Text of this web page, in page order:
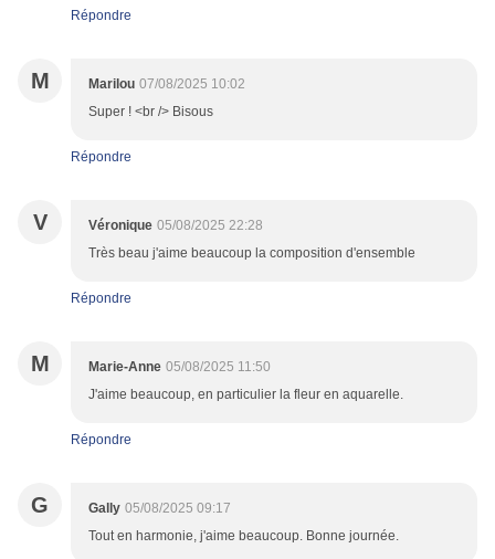
Répondre
M Marilou 07/08/2025 10:02
Super ! <br /> Bisous
Répondre
V Véronique 05/08/2025 22:28
Très beau j'aime beaucoup la composition d'ensemble
Répondre
M Marie-Anne 05/08/2025 11:50
J'aime beaucoup, en particulier la fleur en aquarelle.
Répondre
G Gally 05/08/2025 09:17
Tout en harmonie, j'aime beaucoup. Bonne journée.